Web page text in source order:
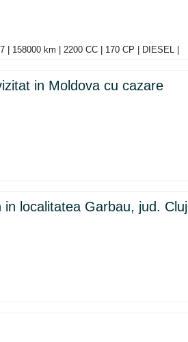
| 158000 km | 2200 CC | 170 CP | DIESEL |
in Moldova cu cazare
in localitatea Garbau, jud. Cluj